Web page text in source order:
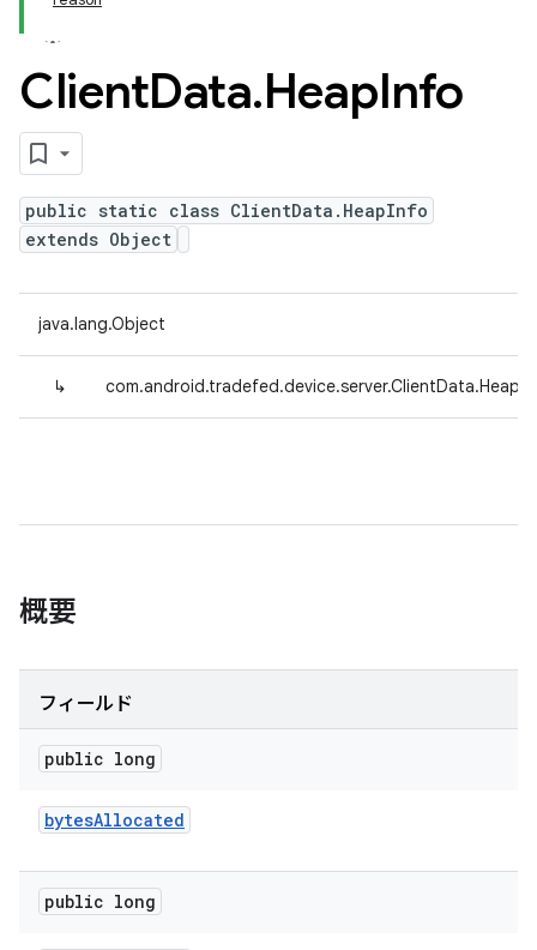
ClientData.HeapInfo
public static class ClientData.HeapInfo
extends Object
java.lang.Object
↳
概要
フィールド
public long
bytesAllocated
public long